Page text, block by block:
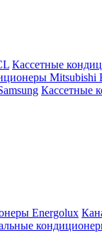
Кассетные
Mitsubishi
Кассетные
Energolux